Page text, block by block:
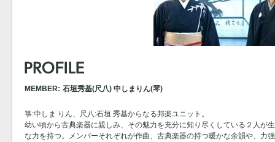
MEMBER: 石垣秀基(尺八) 中しまりん(琴)
箏:中しま りん、尺八:石垣 秀基からなる邦楽ユニット。
幼い頃から古典楽器に親しみ、その魅力を充分に知り尽くしている２人が
な力を持つ。メンバーそれぞれが作曲、古典楽器の持つ暖かな余韻や、力